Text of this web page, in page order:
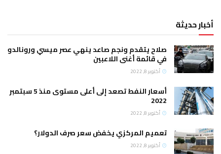
أخبار حديثة
صلاح يتقدم ونجم صاعد ينهي عصر ميسي ورونالدو
في قائمة أغنى اللاعبين
أكتوبر 8, 2022
أسعار النفط تصعد إلى أعلى مستوى منذ 5 سبتمبر
2022
أكتوبر 8, 2022
تعميم المركزي يخفض سعر صرف الدولار؟
أكتوبر 8, 2022